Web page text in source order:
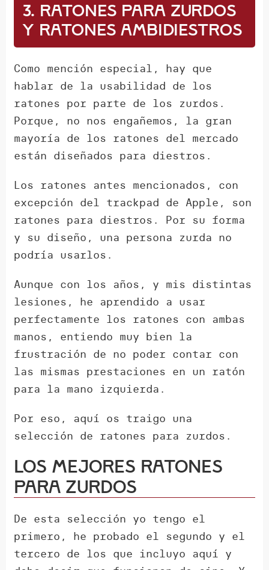
3. Ratones para zurdos
y ratones ambidiestros
Como mención especial, hay que
hablar de la usabilidad de los
ratones por parte de los zurdos.
Porque, no nos engañemos, la gran
mayoría de los ratones del mercado
están diseñados para diestros.
Los ratones antes mencionados, con
excepción del trackpad de Apple, son
ratones para diestros. Por su forma
y su diseño, una persona zurda no
podría usarlos.
Aunque con los años, y mis distintas
lesiones, he aprendido a usar
perfectamente los ratones con ambas
manos, entiendo muy bien la
frustración de no poder contar con
las mismas prestaciones en un ratón
para la mano izquierda.
Por eso, aquí os traigo una
selección de ratones para zurdos.
Los mejores ratones
para zurdos
De esta selección yo tengo el
primero, he probado el segundo y el
tercero de los que incluyo aquí y